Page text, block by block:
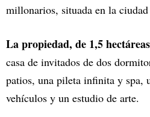
millonarios, situada en la
La propiedad, de 1,5
casa de invitados de dos
patios, una pileta infinita y spa,
vehículos y un estudio de arte.